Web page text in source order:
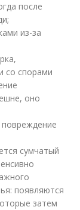
после
из-за
со спорами
оно
сумчатый
появляются
затем